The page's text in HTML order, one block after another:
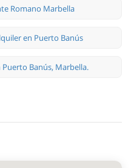
Romano Marbella
en Puerto Banús
Puerto Banús, Marbella.